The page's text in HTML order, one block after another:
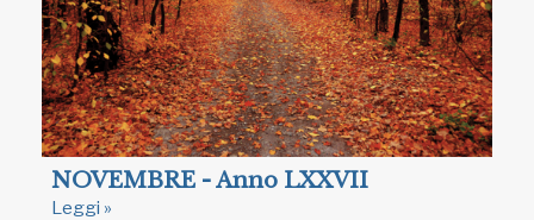
NOVEMBRE - Anno LXXVII
Leggi »